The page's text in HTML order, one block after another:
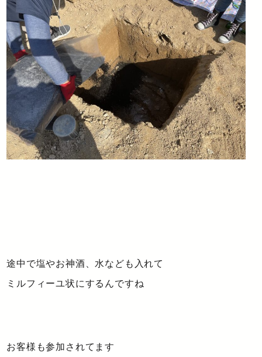
途中で塩やお神酒、水なども入れて
ミルフィーユ状にするんですね
お客様も参加されてます